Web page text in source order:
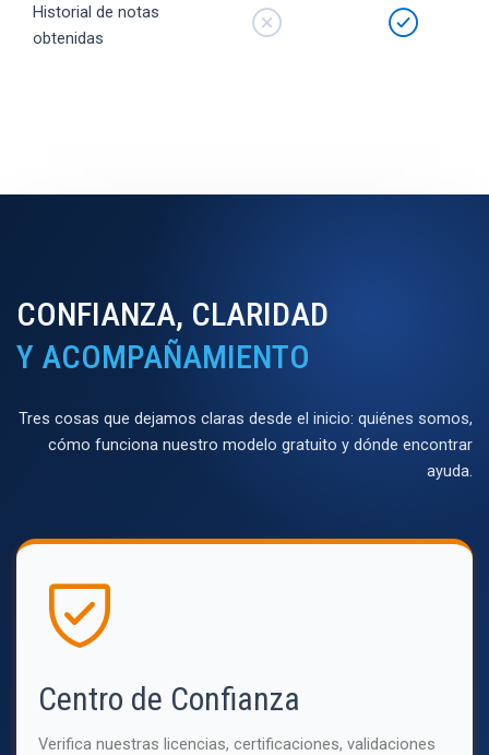
Historial de notas
obtenidas
CONFIANZA, CLARIDAD
Y ACOMPAÑAMIENTO
Tres cosas que dejamos claras desde el inicio: quiénes somos,
cómo funciona nuestro modelo gratuito y dónde encontrar
ayuda.
Centro de Confianza
Verifica nuestras licencias, certificaciones, validaciones